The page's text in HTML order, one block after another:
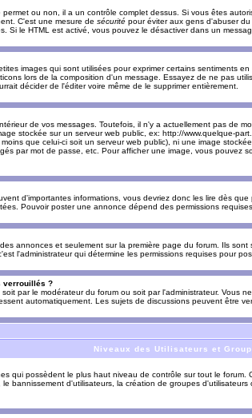
ou non, il a un contrôle complet dessus. Si vous êtes
C'est une mesure de sécurité pour éviter aux gens d'abuser
Si le HTML est activé, vous pouvez le désactiver dans un
images qui sont utilisées pour exprimer certains sentiments
lors de la composition d'un message. Essayez de ne pas
décider de l'éditer voire même de le supprimer entièrement.
de vos messages. Toutefois, il n'y a actuellement pas de
stockée sur un serveur web public, ex: http://www.quelque-
que celui-ci soit un serveur web public), ni une image
par mot de passe, etc. Pour afficher une image, vous pouvez
d'importantes informations, vous devriez donc les lire dès
Pouvoir poster une annonce dépend des permissions
annonces et seulement sur la première page du forum. Ils
l'administrateur qui détermine les permissions requises pour
verrouillés ?
par le modérateur du forum ou soit par l'administrateur. Vous
automatiquement. Les sujets de discussions peuvent être
Niveaux des Utilisateurs et
qui possèdent le plus haut niveau de contrôle sur tout le forum.
bannissement d'utilisateurs, la création de groupes